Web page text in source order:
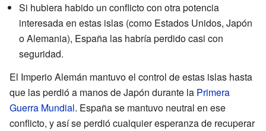
Si hubiera habido un conflicto con otra potencia
interesada en estas islas (como Estados Unidos, Japón
o Alemania), España las habría perdido casi con
seguridad.
El Imperio Alemán mantuvo el control de estas islas hasta
que las perdió a manos de Japón durante la Primera
Guerra Mundial. España se mantuvo neutral en ese
conflicto, y así se perdió cualquier esperanza de recuperar